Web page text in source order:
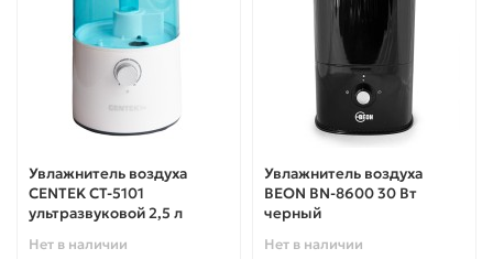
Увлажнитель воздуха
CENTEK CT-5101
ультразвуковой 2,5 л
Нет в наличии
Увлажнитель воздуха
BEON BN-8600 30 Вт
черный
Нет в наличии